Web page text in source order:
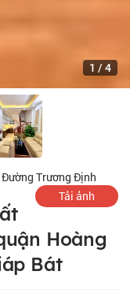
1 /4
Đường Trương Định
Tải ảnh
Hoàng
Bát